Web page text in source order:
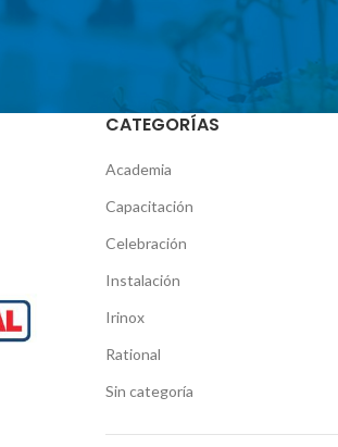
CATEGORÍAS
Academia
Capacitación
Celebración
Instalación
Irinox
Rational
Sin categoría